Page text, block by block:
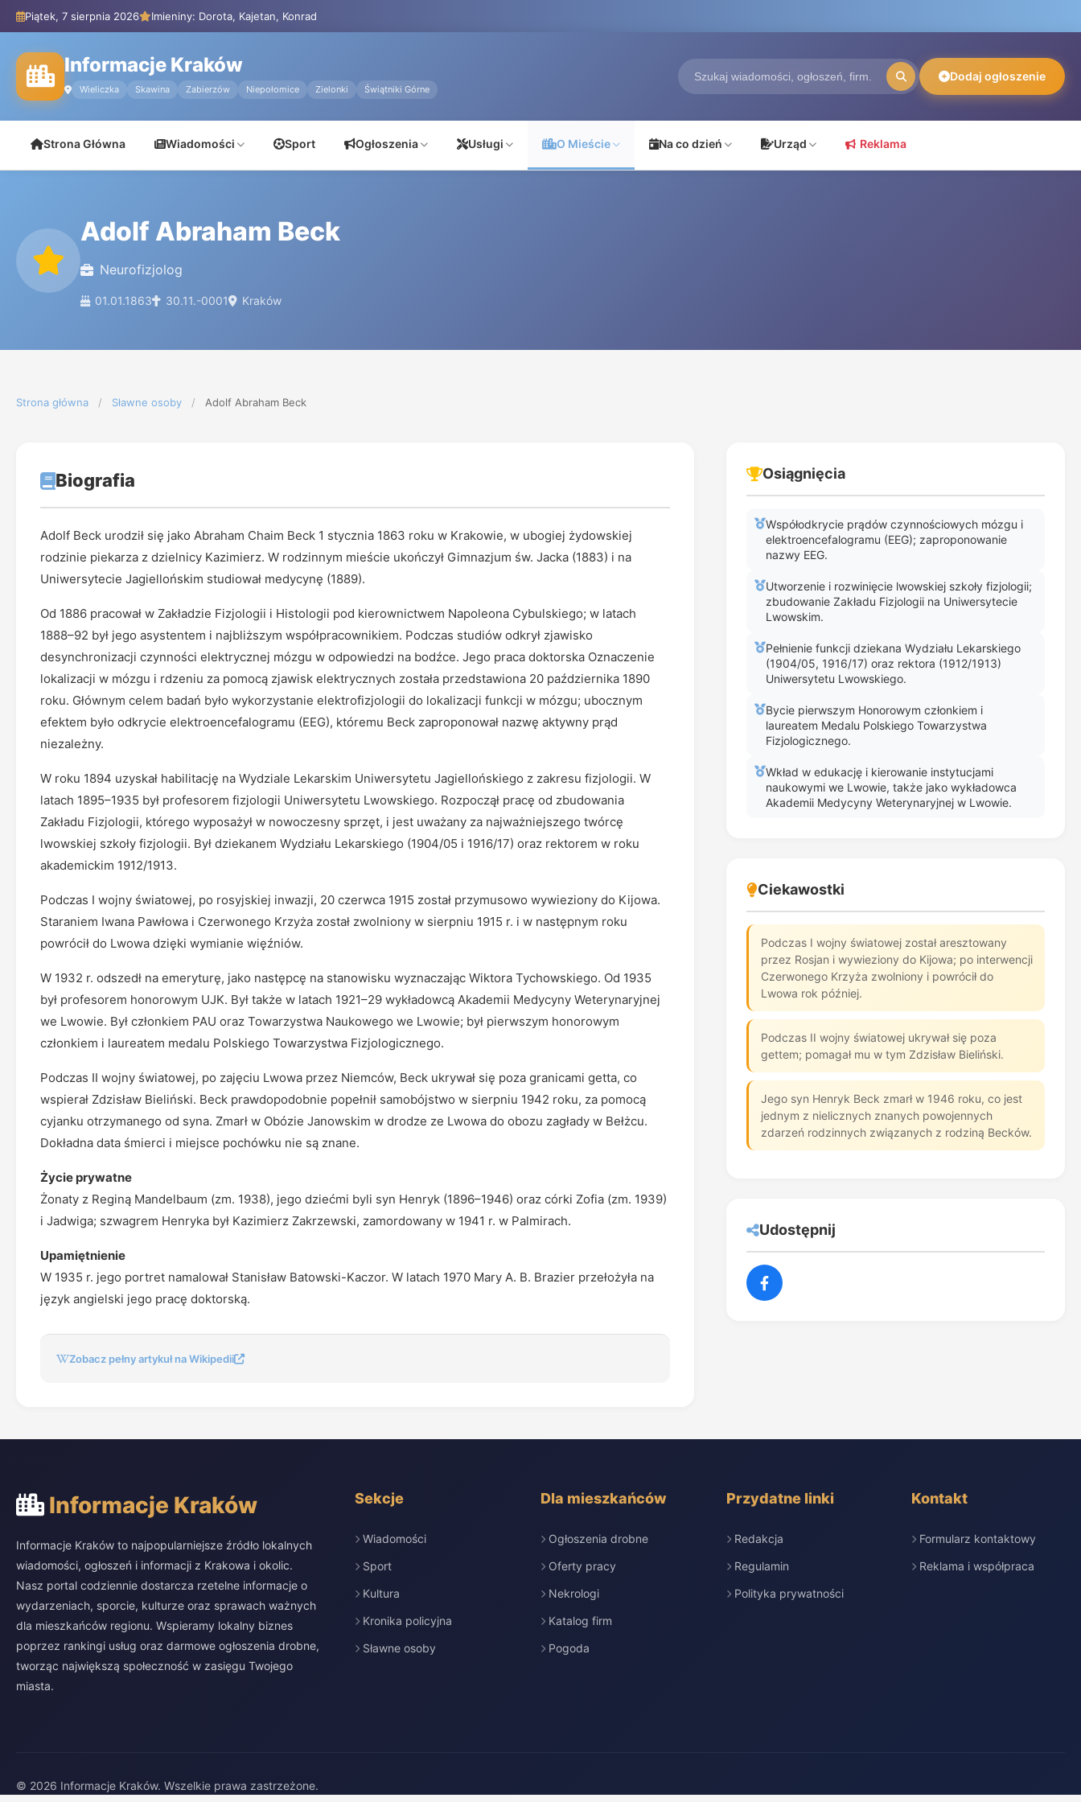
Piątek, 7 sierpnia 2026 Imieniny: Dorota, Kajetan, Konrad
Informacje Kraków
Wieliczka Skawina Zabierzów Niepołomice Zielonki Świątniki Górne
Dodaj ogłoszenie
Strona Główna Wiadomości Sport Ogłoszenia Usługi O Mieście Na co dzień Urząd Reklama
Adolf Abraham Beck
Neurofizjolog
01.01.1863 30.11.-0001 Kraków
Strona główna / Sławne osoby / Adolf Abraham Beck
Biografia
Adolf Beck urodził się jako Abraham Chaim Beck 1 stycznia 1863 roku w Krakowie, w ubogiej żydowskiej
rodzinie piekarza z dzielnicy Kazimierz. W rodzinnym mieście ukończył Gimnazjum św. Jacka (1883) i na
Uniwersytecie Jagiellońskim studiował medycynę (1889).
Od 1886 pracował w Zakładzie Fizjologii i Histologii pod kierownictwem Napoleona Cybulskiego; w latach
1888–92 był jego asystentem i najbliższym współpracownikiem. Podczas studiów odkrył zjawisko
desynchronizacji czynności elektrycznej mózgu w odpowiedzi na bodźce. Jego praca doktorska Oznaczenie
lokalizacji w mózgu i rdzeniu za pomocą zjawisk elektrycznych została przedstawiona 20 października 1890
roku. Głównym celem badań było wykorzystanie elektrofizjologii do lokalizacji funkcji w mózgu; ubocznym
efektem było odkrycie elektroencefalogramu (EEG), któremu Beck zaproponował nazwę aktywny prąd
niezależny.
W roku 1894 uzyskał habilitację na Wydziale Lekarskim Uniwersytetu Jagiellońskiego z zakresu fizjologii. W
latach 1895–1935 był profesorem fizjologii Uniwersytetu Lwowskiego. Rozpoczął pracę od zbudowania
Zakładu Fizjologii, którego wyposażył w nowoczesny sprzęt, i jest uważany za najważniejszego twórcę
lwowskiej szkoły fizjologii. Był dziekanem Wydziału Lekarskiego (1904/05 i 1916/17) oraz rektorem w roku
akademickim 1912/1913.
Podczas I wojny światowej, po rosyjskiej inwazji, 20 czerwca 1915 został przymusowo wywieziony do Kijowa.
Staraniem Iwana Pawłowa i Czerwonego Krzyża został zwolniony w sierpniu 1915 r. i w następnym roku
powrócił do Lwowa dzięki wymianie więźniów.
W 1932 r. odszedł na emeryturę, jako następcę na stanowisku wyznaczając Wiktora Tychowskiego. Od 1935
był profesorem honorowym UJK. Był także w latach 1921–29 wykładowcą Akademii Medycyny Weterynaryjnej
we Lwowie. Był członkiem PAU oraz Towarzystwa Naukowego we Lwowie; był pierwszym honorowym
członkiem i laureatem medalu Polskiego Towarzystwa Fizjologicznego.
Podczas II wojny światowej, po zajęciu Lwowa przez Niemców, Beck ukrywał się poza granicami getta, co
wspierał Zdzisław Bieliński. Beck prawdopodobnie popełnił samobójstwo w sierpniu 1942 roku, za pomocą
cyjanku otrzymanego od syna. Zmarł w Obózie Janowskim w drodze ze Lwowa do obozu zagłady w Bełżcu.
Dokładna data śmierci i miejsce pochówku nie są znane.
Życie prywatne
Żonaty z Reginą Mandelbaum (zm. 1938), jego dziećmi byli syn Henryk (1896–1946) oraz córki Zofia (zm. 1939)
i Jadwiga; szwagrem Henryka był Kazimierz Zakrzewski, zamordowany w 1941 r. w Palmirach.
Upamiętnienie
W 1935 r. jego portret namalował Stanisław Batowski-Kaczor. W latach 1970 Mary A. B. Brazier przełożyła na
język angielski jego pracę doktorską.
Zobacz pełny artykuł na Wikipedii
Osiągnięcia
Współodkrycie prądów czynnościowych mózgu i
elektroencefalogramu (EEG); zaproponowanie
nazwy EEG.
Utworzenie i rozwinięcie lwowskiej szkoły fizjologii;
zbudowanie Zakładu Fizjologii na Uniwersytecie
Lwowskim.
Pełnienie funkcji dziekana Wydziału Lekarskiego
(1904/05, 1916/17) oraz rektora (1912/1913)
Uniwersytetu Lwowskiego.
Bycie pierwszym Honorowym członkiem i
laureatem Medalu Polskiego Towarzystwa
Fizjologicznego.
Wkład w edukację i kierowanie instytucjami
naukowymi we Lwowie, także jako wykładowca
Akademii Medycyny Weterynaryjnej w Lwowie.
Ciekawostki
Podczas I wojny światowej został aresztowany
przez Rosjan i wywieziony do Kijowa; po interwencji
Czerwonego Krzyża zwolniony i powrócił do
Lwowa rok później.
Podczas II wojny światowej ukrywał się poza
gettem; pomagał mu w tym Zdzisław Bieliński.
Jego syn Henryk Beck zmarł w 1946 roku, co jest
jednym z nielicznych znanych powojennych
zdarzeń rodzinnych związanych z rodziną Becków.
Udostępnij
Informacje Kraków
Informacje Kraków to najpopularniejsze źródło lokalnych
wiadomości, ogłoszeń i informacji z Krakowa i okolic.
Nasz portal codziennie dostarcza rzetelne informacje o
wydarzeniach, sporcie, kulturze oraz sprawach ważnych
dla mieszkańców regionu. Wspieramy lokalny biznes
poprzez rankingi usług oraz darmowe ogłoszenia drobne,
tworząc największą społeczność w zasięgu Twojego
miasta.
Sekcje
Wiadomości
Sport
Kultura
Kronika policyjna
Sławne osoby
Dla mieszkańców
Ogłoszenia drobne
Oferty pracy
Nekrologi
Katalog firm
Pogoda
Przydatne linki
Redakcja
Regulamin
Polityka prywatności
Kontakt
Formularz kontaktowy
Reklama i współpraca
© 2026 Informacje Kraków. Wszelkie prawa zastrzeżone.